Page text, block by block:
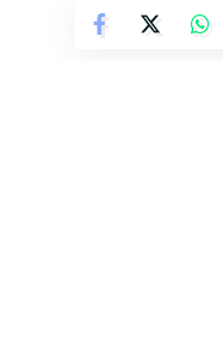
Meqamê îdîayê daxwaz
Vê